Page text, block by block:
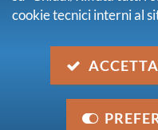
istituito il
Comitato
Il decreto dà
Comitato europeo per
cookie tecnici interni al